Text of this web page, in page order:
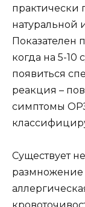
практически
натуральной
Показателен
когда на 5-
появить­ся
реакция –
симптомы
Существует
размножение